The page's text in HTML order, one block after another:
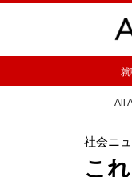
All
社会ニ
こ